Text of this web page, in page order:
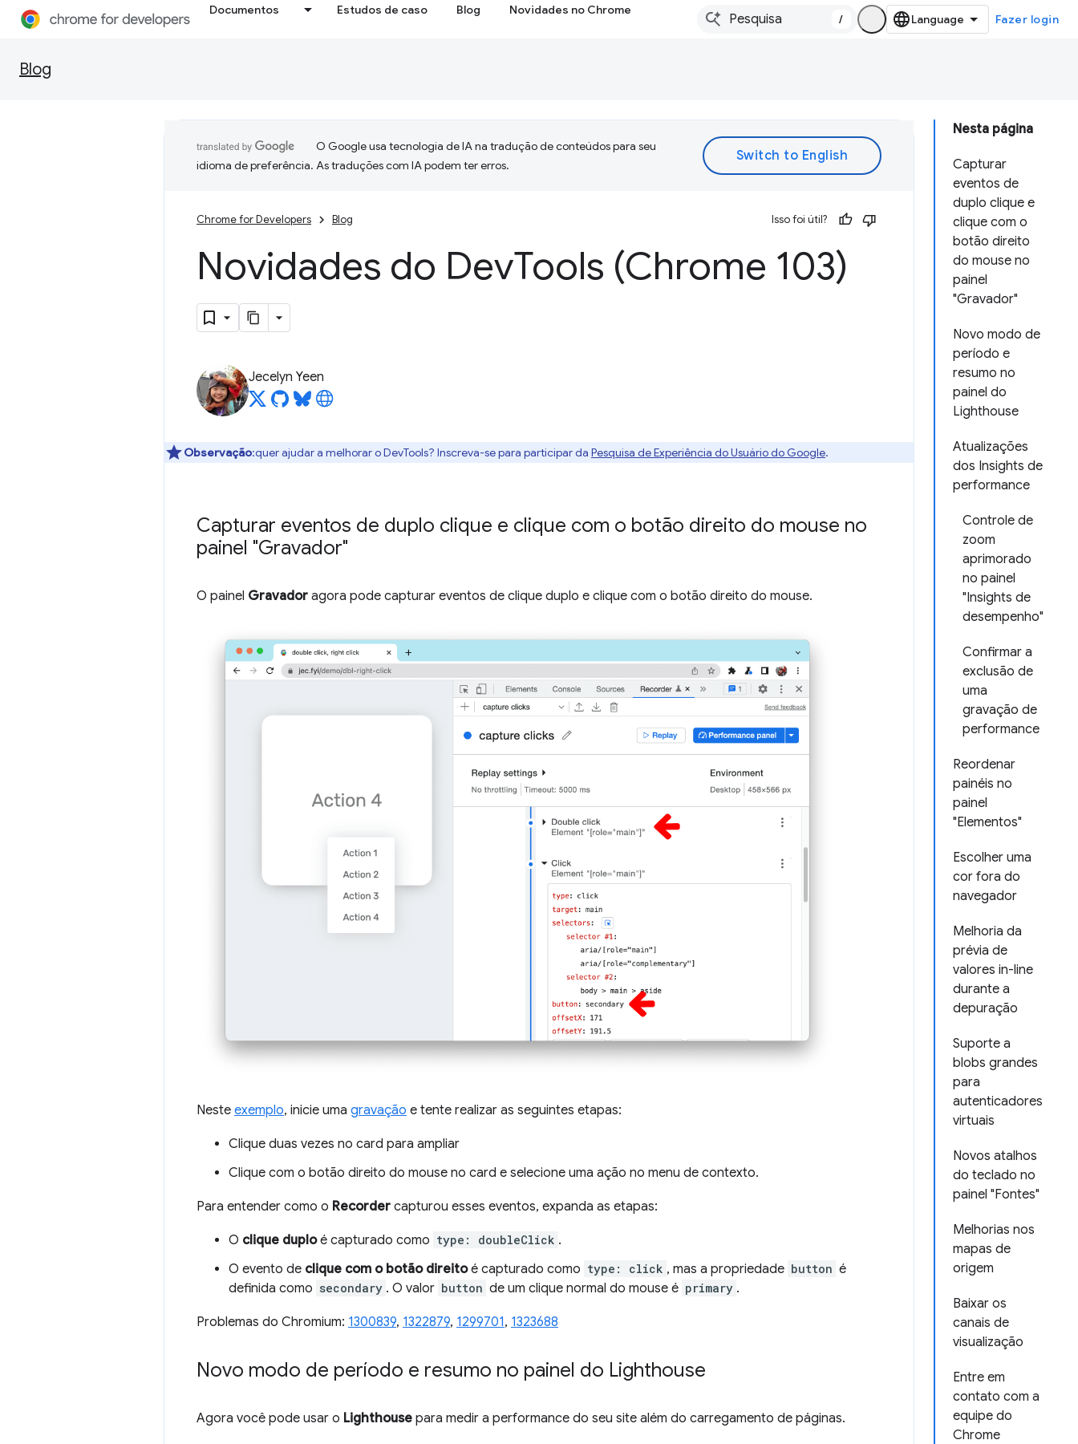
Documentos Estudos de caso Blog Novidades no Chrome
/ Fazer login
Blog
Nesta página
Capturar
eventos de
duplo clique e
clique com o
botão direito
do mouse no
painel
"Gravador"
Novo modo de
período e
resumo no
painel do
Lighthouse
Atualizações
dos Insights de
performance
Controle de
zoom
aprimorado
no painel
"Insights de
desempenho"
Confirmar a
exclusão de
uma
gravação de
performance
Reordenar
painéis no
painel
"Elementos"
Escolher uma
cor fora do
navegador
Melhoria da
prévia de
valores in-line
durante a
depuração
Suporte a
blobs grandes
para
autenticadores
virtuais
Novos atalhos
do teclado no
painel "Fontes"
Melhorias nos
mapas de
origem
Baixar os
canais de
visualização
Entre em
contato com a
equipe do
Chrome
O Google usa tecnologia de IA na tradução de conteúdos para seu
idioma de preferência. As traduções com IA podem ter erros.
Chrome for Developers Blog Isso foi útil?
Novidades do DevTools (Chrome 103)
Jecelyn Yeen
Observação:quer ajudar a melhorar o DevTools? Inscreva-se para participar da Pesquisa de Experiência do Usuário do Google.
Capturar eventos de duplo clique e clique com o botão direito do mouse no
painel "Gravador"
O painel Gravador agora pode capturar eventos de clique duplo e clique com o botão direito do mouse.
Neste exemplo, inicie uma gravação e tente realizar as seguintes etapas:
Clique duas vezes no card para ampliar
Clique com o botão direito do mouse no card e selecione uma ação no menu de contexto.
Para entender como o Recorder capturou esses eventos, expanda as etapas:
O clique duploé capturado como type: doubleClick .
O evento de clique com o botão direitoé capturado como type: click , mas a propriedade button é
definida como secondary . O valor button de um clique normal do mouse é primary .
Problemas do Chromium: 1300839, 1322879, 1299701, 1323688
Novo modo de período e resumo no painel do Lighthouse
Agora você pode usar o Lighthouse para medir a performance do seu site além do carregamento de páginas.